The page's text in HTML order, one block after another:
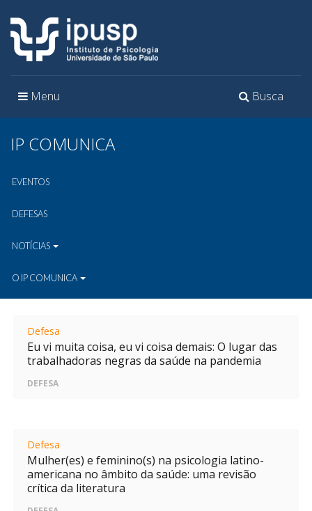
Toggle
Busca
Toggle
Menu
IP COMUNICA
EVENTOS
DEFESAS
NOTÍCIAS
O IP COMUNICA
Defesa
Eu vi muita coisa, eu vi coisa demais: O lugar das
trabalhadoras negras da saúde na pandemia
DEFESA
Defesa
Mulher(es) e feminino(s) na psicologia latino-
americana no âmbito da saúde: uma revisão
crítica da literatura